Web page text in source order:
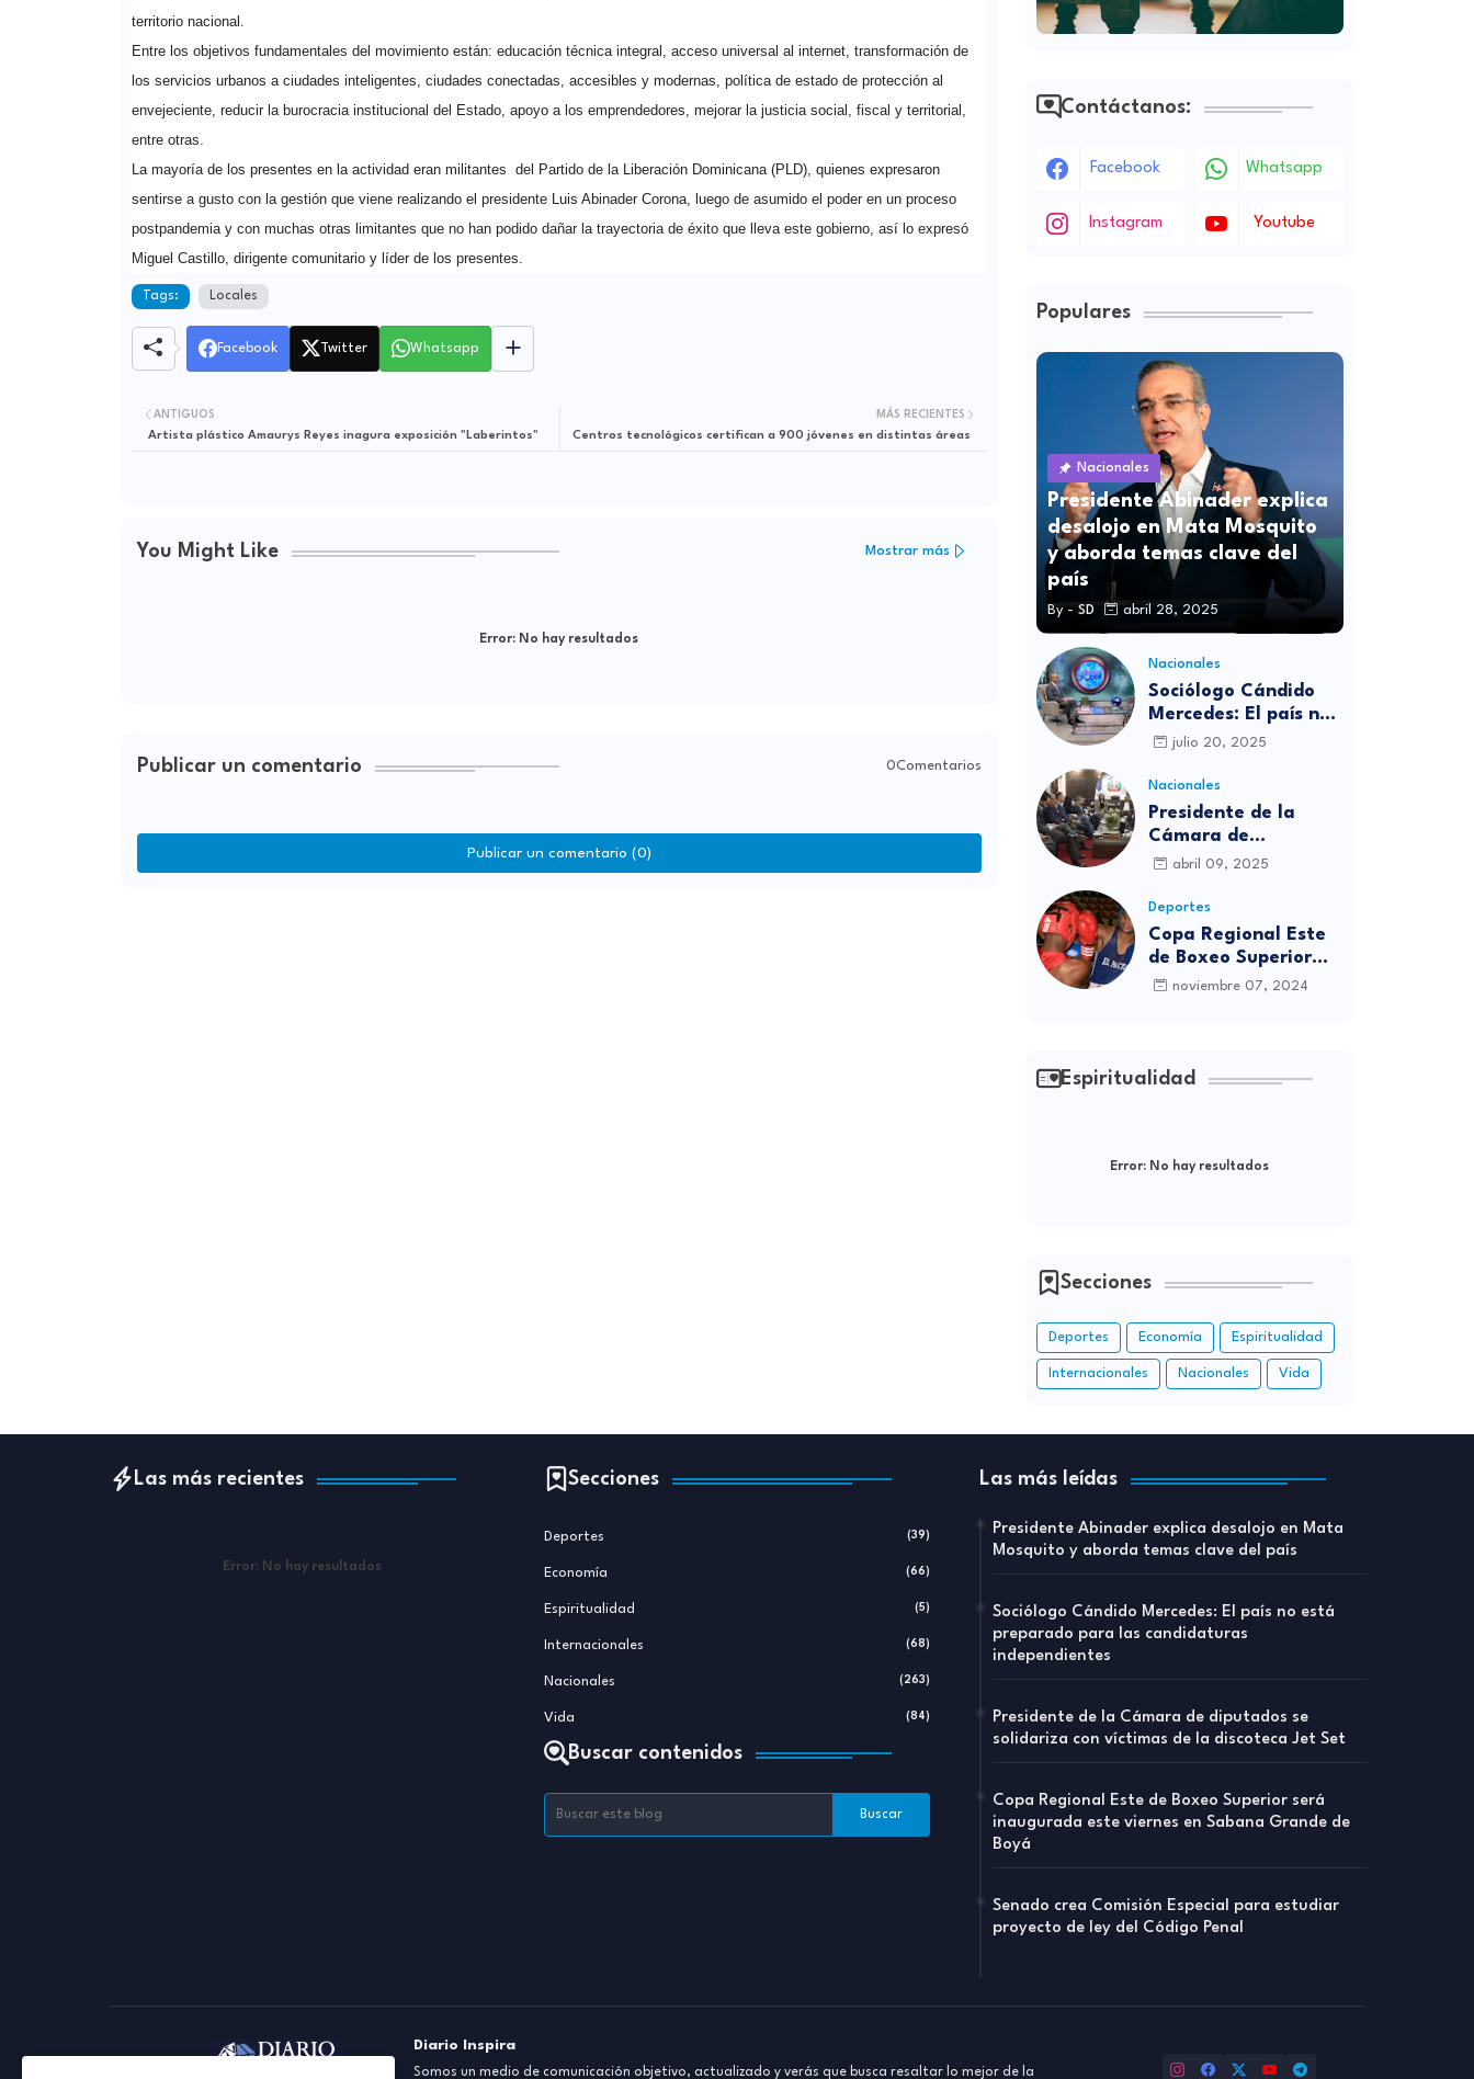
territorio nacional.
Entre los objetivos fundamentales del movimiento están: educación técnica integral, acceso universal al internet, transformación de
los servicios urbanos a ciudades inteligentes, ciudades conectadas, accesibles y modernas, política de estado de protección al
envejeciente, reducir la burocracia institucional del Estado, apoyo a los emprendedores, mejorar la justicia social, fiscal y territorial,
entre otras.
La mayoría de los presentes en la actividad eran militantes del Partido de la Liberación Dominicana (PLD), quienes expresaron
sentirse a gusto con la gestión que viene realizando el presidente Luis Abinader Corona, luego de asumido el poder en un proceso
postpandemia y con muchas otras limitantes que no han podido dañar la trayectoria de éxito que lleva este gobierno, así lo expresó
Miguel Castillo, dirigente comunitario y líder de los presentes.
Tags: Locales
Facebook Twitter Whatsapp
MÁS RECIENTES
Centros tecnológicos certifican a 900 jóvenes en distintas áreas
ANTIGUOS
Artista plástico Amaurys Reyes inagura exposición "Laberintos"
You Might Like Mostrar más
Error: No hay resultados
Publicar un comentario 0Comentarios
Publicar un comentario (0)
Contáctanos:
Facebook Whatsapp
Instagram Youtube
Populares
Nacionales
Presidente Abinader explica
desalojo en Mata Mosquito
y aborda temas clave del
país
By - SD abril 28, 2025
Nacionales
Sociólogo Cándido
Mercedes: El país no
está preparado para
independientes
julio 20, 2025
Nacionales
Presidente de la
Cámara de
diputados se
víctimas de la
discoteca Jet Set
abril 09, 2025
Deportes
Copa Regional Este
de Boxeo Superior
será inaugurada este
noviembre 07, 2024
Espiritualidad
Error: No hay resultados
Secciones
Deportes Economía Espiritualidad
Internacionales Nacionales Vida
Las más recientes
Error: No hay resultados
Secciones
Deportes (39)
Economía (66)
Espiritualidad (5)
Internacionales (68)
Nacionales (263)
Vida (84)
Buscar contenidos
Las más leídas
Presidente Abinader explica desalojo en Mata
Mosquito y aborda temas clave del país
Sociólogo Cándido Mercedes: El país no está
preparado para las candidaturas
independientes
Presidente de la Cámara de diputados se
solidariza con víctimas de la discoteca Jet Set
Copa Regional Este de Boxeo Superior será
inaugurada este viernes en Sabana Grande de
Boyá
Senado crea Comisión Especial para estudiar
proyecto de ley del Código Penal
Diario Inspira
Somos un medio de comunicación objetivo, actualizado y verás que busca resaltar lo mejor de la